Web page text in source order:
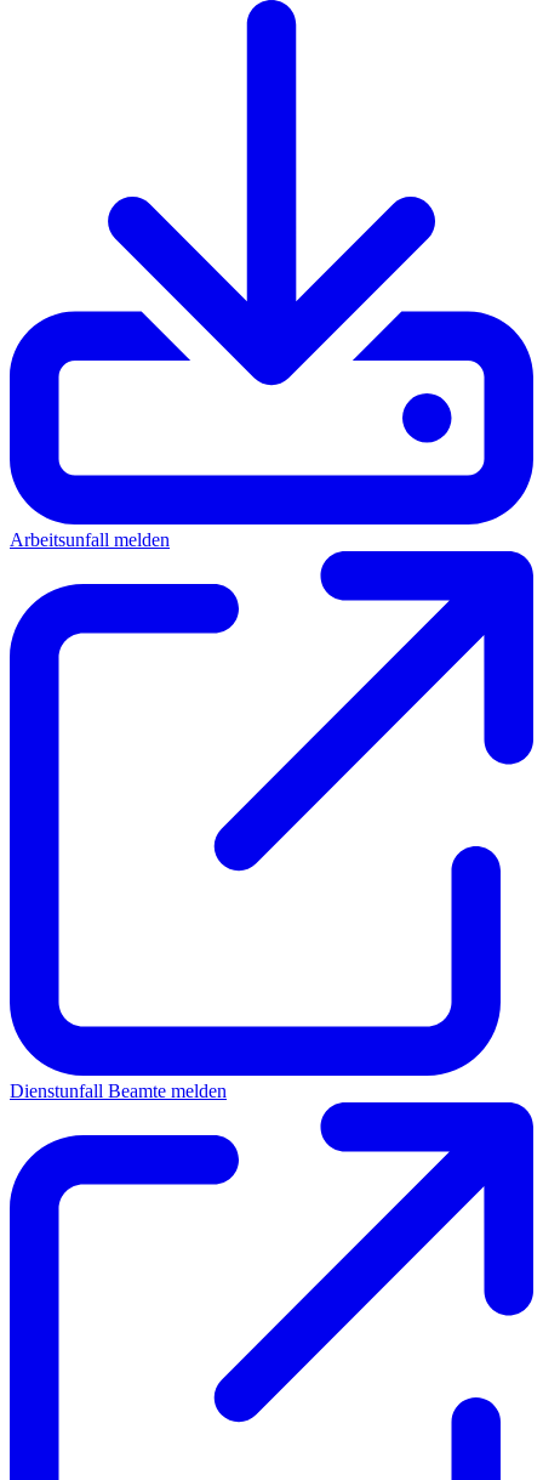
Arbeitsunfall melden
Dienstunfall Beamte melden